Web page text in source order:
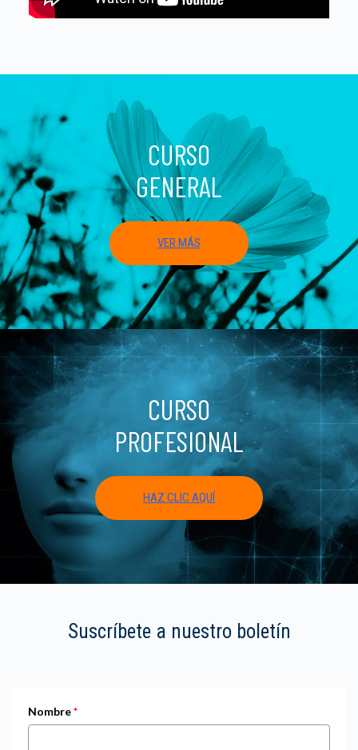
CURSO
GENERAL
VER MÁS
CURSO
PROFESIONAL
HAZ CLIC AQUÍ
Suscríbete a nuestro boletín
Nombre*